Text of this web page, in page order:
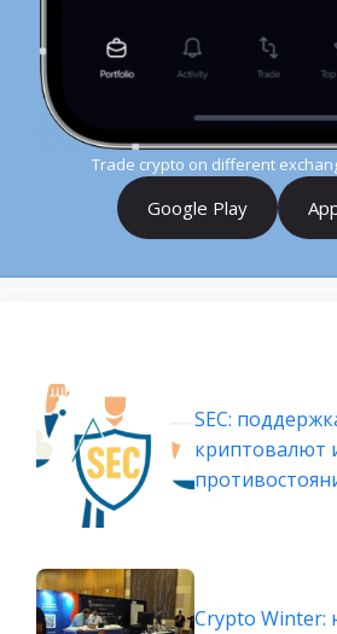
Trade crypto on different
Google Play
SEC:
криптовалют
Crypto Winter: